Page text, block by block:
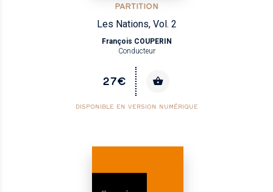
PARTITION
Les Nations, Vol. 2
François COUPERIN
Conducteur
27€
DISPONIBLE EN VERSION NUMÉRIQUE